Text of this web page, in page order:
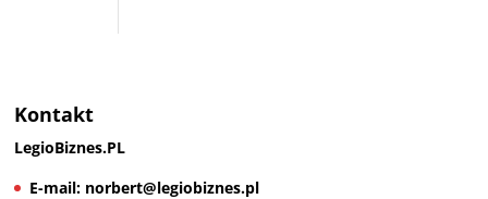
Kontakt
LegioBiznes.PL
E-mail:norbert@legiobiznes.pl